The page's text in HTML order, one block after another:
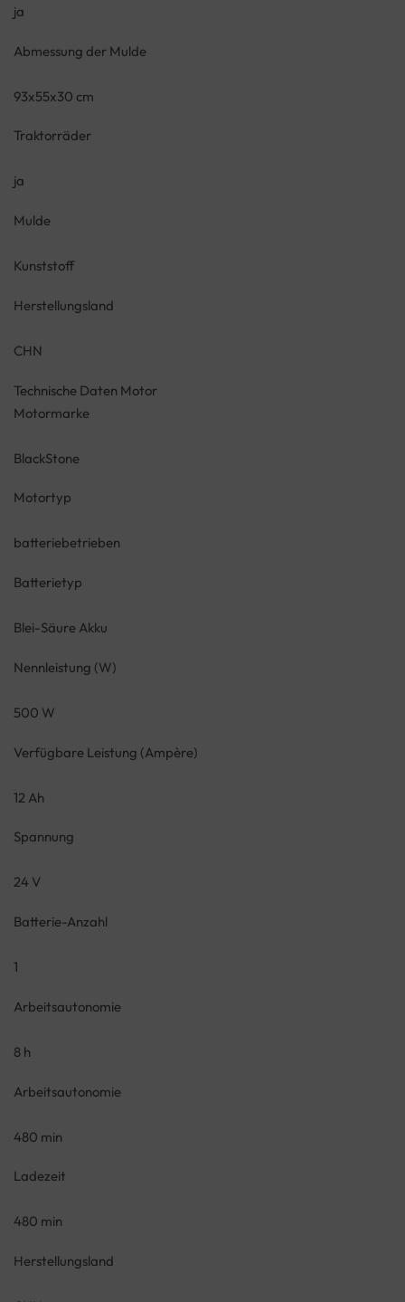
ja
Abmessung der Mulde
93x55x30 cm
Traktorräder
ja
Mulde
Kunststoff
Herstellungsland
CHN
Technische Daten Motor
Motormarke
BlackStone
Motortyp
batteriebetrieben
Batterietyp
Blei-Säure Akku
Nennleistung (W)
500 W
Verfügbare Leistung (Ampère)
12 Ah
Spannung
24 V
Batterie-Anzahl
1
Arbeitsautonomie
8 h
Arbeitsautonomie
480 min
Ladezeit
480 min
Herstellungsland